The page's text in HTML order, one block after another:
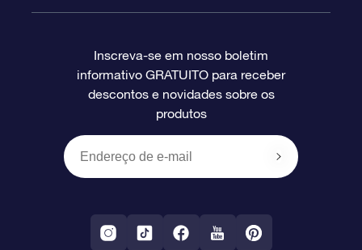
Avaliações
O cartão de presente da OSR
Presentes corporativos
Página estelar personalizada
Um Milhão de Estrelas
OSR Starsaver
Aplicativo RV Fly me to the stars
Informações de pagamento
Política de devolução
Constelações
Inscreva-se em nosso boletim
informativo GRATUITO para receber
descontos e novidades sobre os
produtos